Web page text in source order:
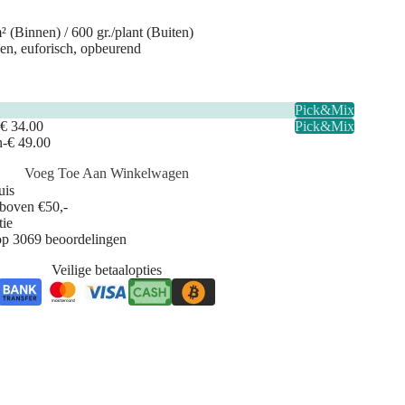
(Binnen) / 600 gr./plant (Buiten)
euforisch, opbeurend
Pick&Mix
€ 34.00
Pick&Mix
-€ 49.00
Voeg Toe Aan Winkelwagen
€50,-
3069 beoordelingen
Veilige betaalopties